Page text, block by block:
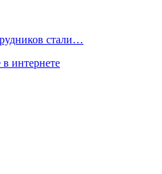
стали…
интернете